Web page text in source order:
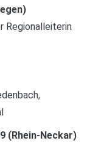
Regionalleiterin
(Rhein-Neckar)